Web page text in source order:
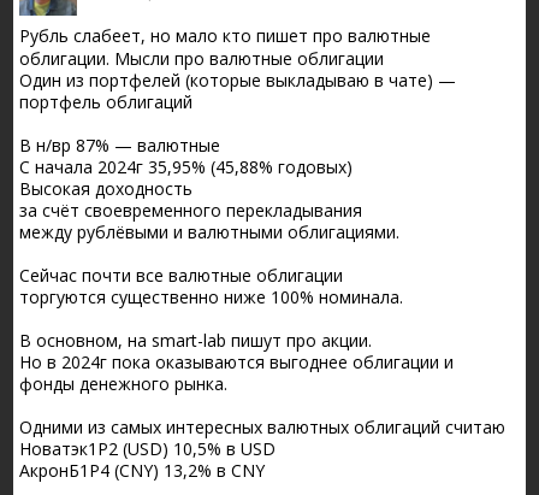
Рубль слабеет, но мало кто пишет про валютные
облигации. Мысли про валютные облигации
Один из портфелей (которые выкладываю в чате) —
портфель облигаций
В н/вр 87% — валютные
С начала 2024г 35,95% (45,88% годовых)
Высокая доходность
за счёт своевременного перекладывания
между рублёвыми и валютными облигациями.
Сейчас почти все валютные облигации
торгуются существенно ниже 100% номинала.
В основном, на smart-lab пишут про акции.
Но в 2024г пока оказываются выгоднее облигации и
фонды денежного рынка.
Одними из самых интересных валютных облигаций считаю
Новатэк1Р2 (USD) 10,5% в USD
АкронБ1Р4 (CNY) 13,2% в CNY